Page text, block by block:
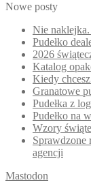
Nowe posty
Nie
Pudełko
2026
Katalog
Kiedy
Granatowe
Pudełka z
Pudełko na
Wzory
Sprawdzone
agencji
Mastodon